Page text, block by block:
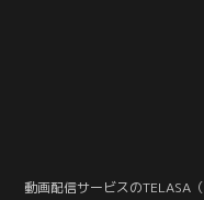
動画配信サービスのTELASA（